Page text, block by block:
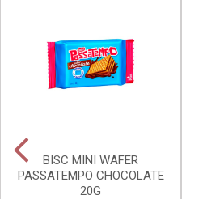
BISC MINI WAFER
PASSATEMPO CHOCOLATE
20G